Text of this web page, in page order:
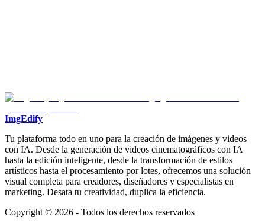
ImgEdify
Tu plataforma todo en uno para la creación de imágenes y videos
con IA. Desde la generación de videos cinematográficos con IA
hasta la edición inteligente, desde la transformación de estilos
artísticos hasta el procesamiento por lotes, ofrecemos una solución
visual completa para creadores, diseñadores y especialistas en
marketing. Desata tu creatividad, duplica la eficiencia.
Copyright © 2026 - Todos los derechos reservados